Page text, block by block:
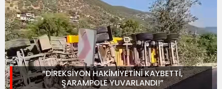
“DİREKSİYON HAKİMİYETİNİ KAYBETTİ,
ŞARAMPOLE YUVARLANDI!”